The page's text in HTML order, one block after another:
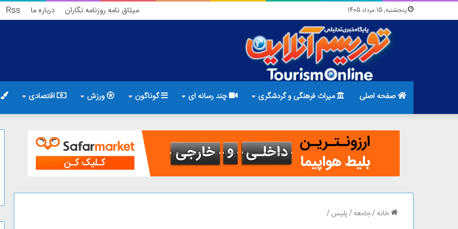
پنجشنبه, 15 مرداد 1405 میثاق نامه روزنامه نگاران درباره ما Rss
صفحه اصلی میراث فرهنگی و گردشگری چند رسانه ای گوناگون ورزش اقتصادی
خانه/جامعه/پلیس/